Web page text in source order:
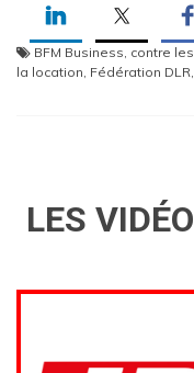
BFM Business, contre
la location, Fédération DLR,
LES